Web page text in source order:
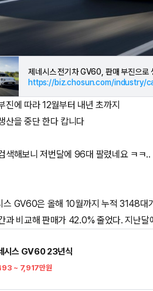
제네시스 전기차 GV60, 판매 부진으로
진에 따라 12월부터 내년 초까지
산을 중단 한다 캅니다
색해보니 저번달에 96대 팔렸네요 ㅋㅋ..
스 GV60은 올해 10월까지 누적 3148대
과 비교해 판매가 42.0% 줄었다. 지난
시스 GV60 23년식
~ 7,917만원